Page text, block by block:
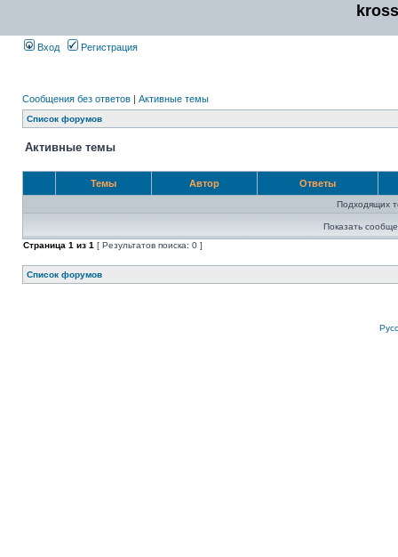
Вход Регистрация
Сообщения без ответов | Активные темы
Список форумов
Активные темы
Темы Автор Ответы
Подходящих
Показать
Страница 1 из 1 [ Результатов поиска: 0 ]
Список форумов